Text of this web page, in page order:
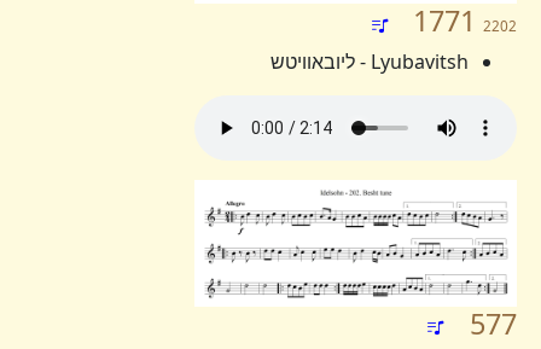
1771 2202
Lyubavitsh - ליובאוויטש
577